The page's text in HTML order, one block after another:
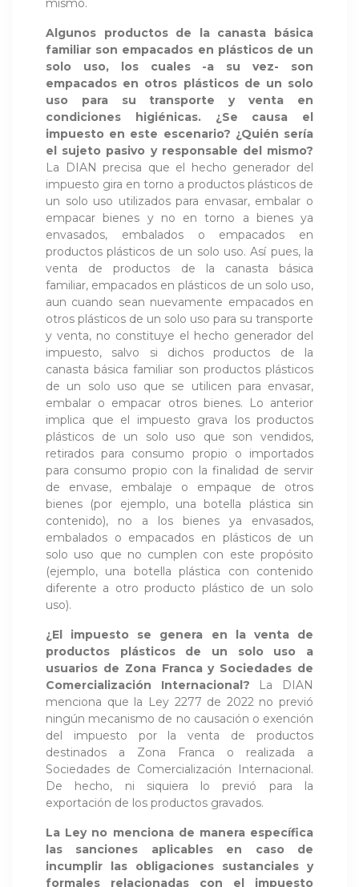
Algunos productos de la canasta básica
familiar son empacados en plásticos de un
solo uso, los cuales -a su vez- son
empacados en otros plásticos de un solo
uso para su transporte y venta en
condiciones higiénicas. ¿Se causa el
impuesto en este escenario? ¿Quién sería
el sujeto pasivo y responsable del mismo?
La DIAN precisa que el hecho generador del
impuesto gira en torno a productos plásticos de
un solo uso utilizados para envasar, embalar o
empacar bienes y no en torno a bienes ya
envasados, embalados o empacados en
productos plásticos de un solo uso. Así pues, la
venta de productos de la canasta básica
familiar, empacados en plásticos de un solo uso,
aun cuando sean nuevamente empacados en
otros plásticos de un solo uso para su transporte
y venta, no constituye el hecho generador del
impuesto, salvo si dichos productos de la
canasta básica familiar son productos plásticos
de un solo uso que se utilicen para envasar,
embalar o empacar otros bienes. Lo anterior
implica que el impuesto grava los productos
plásticos de un solo uso que son vendidos,
retirados para consumo propio o importados
para consumo propio con la finalidad de servir
de envase, embalaje o empaque de otros
bienes (por ejemplo, una botella plástica sin
contenido), no a los bienes ya envasados,
embalados o empacados en plásticos de un
solo uso que no cumplen con este propósito
(ejemplo, una botella plástica con contenido
diferente a otro producto plástico de un solo
uso).
¿El impuesto se genera en la venta de
productos plásticos de un solo uso a
usuarios de Zona Franca y Sociedades de
Comercialización Internacional? La DIAN
menciona que la Ley 2277 de 2022 no previó
ningún mecanismo de no causación o exención
del impuesto por la venta de productos
destinados a Zona Franca o realizada a
Sociedades de Comercialización Internacional.
De hecho, ni siquiera lo previó para la
exportación de los productos gravados.
La Ley no menciona de manera específica
las sanciones aplicables en caso de
incumplir las obligaciones sustanciales y
formales relacionadas con el impuesto